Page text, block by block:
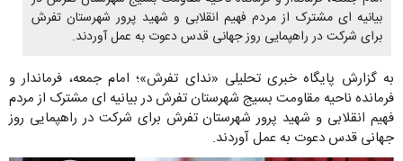
بیانیه ای مشترک از مردم فهيم انقلابی و شهید پرور شهرستان تفرش
برای شرکت در راهپمایی روز جهانی قدس دعوت به عمل آوردند.
به گزارش پایگاه خبری تحلیلی «ندای تفرش»؛ امام جمعه، فرماندار و
فرمانده ناحیه مقاومت بسیج شهرستان تفرش در بیانیه ای مشترک از مردم
فهیم انقلابی و شهید پرور شهرستان تفرش برای شرکت در راهپمایی روز
جهانی قدس دعوت به عمل آوردند.